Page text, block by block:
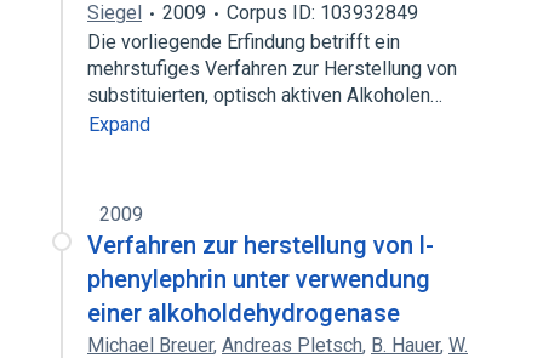
Siegel
2009
Corpus ID: 103932849
Die vorliegende Erfindung betrifft ein
mehrstufiges Verfahren zur Herstellung von
substituierten, optisch aktiven Alkoholen…
Expand
2009
Verfahren zur herstellung von l-
phenylephrin unter verwendung
einer alkoholdehydrogenase
Michael Breuer, Andreas Pletsch, B. Hauer, W.